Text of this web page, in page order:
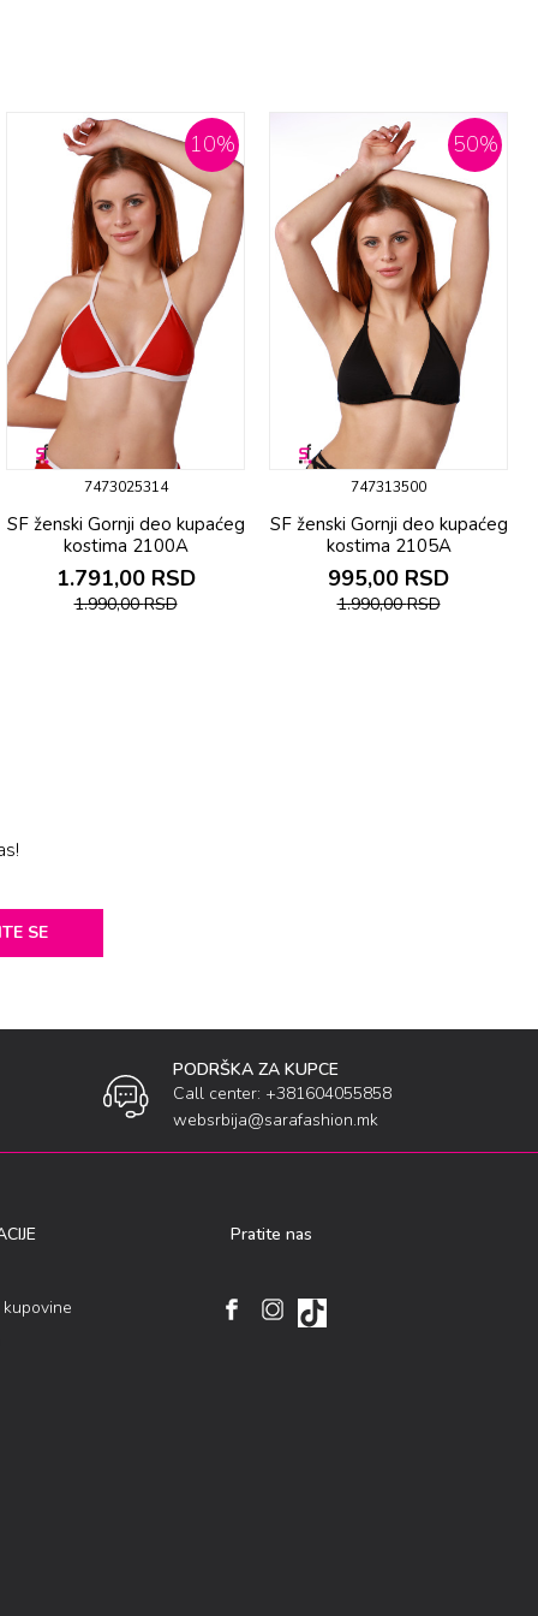
10%
7473025314
SF ženski Gornji deo kupaćeg
kostima 2100A
1.791,00 RSD
1.990,00RSD
50%
747313500
SF ženski Gornji deo kupaćeg
kostima 2105A
995,00 RSD
1.990,00RSD
SE
PODRŠKA ZA KUPCE
Call center: +381604055858
websrbija@sarafashion.mk
Pratite nas